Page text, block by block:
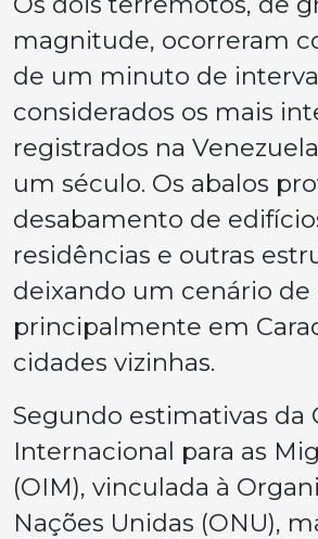
magnitude, ocorreram
de um minuto de
considerados os mais
registrados na
um século. Os abalos
desabamento de
residências e outras
deixando um cenário de
principalmente em
cidades vizinhas.
Segundo estimativas da
Internacional para as
(OIM), vinculada à
Nações Unidas (ONU),